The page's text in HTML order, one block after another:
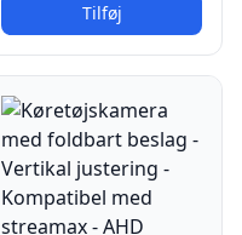
Tilføj